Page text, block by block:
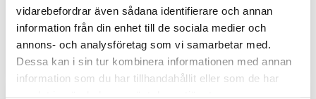
vidarebefordrar även sådana identifierare och annan
information från din enhet till de sociala medier och
annons- och analysföretag som vi samarbetar med.
Dessa kan i sin tur kombinera informationen med annan
information som du har tillhandahållit eller som de har
Karabiinihaka 5025 niklattu
54+25 mm
Karabiinihaka 249B-0
niklattu 55 mm